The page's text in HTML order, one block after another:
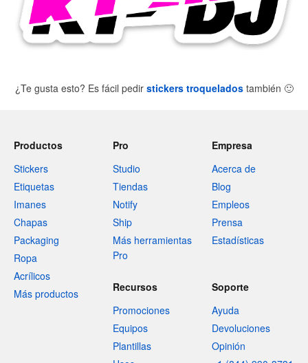
¿Te gusta esto? Es fácil pedir stickers troqueladostambién 🙂
Productos
Stickers
Etiquetas
Imanes
Chapas
Packaging
Ropa
Acrílicos
Más productos
Pro
Studio
Tiendas
Notify
Ship
Más herramientas
Pro
Empresa
Acerca de
Blog
Empleos
Prensa
Estadísticas
Recursos
Promociones
Equipos
Plantillas
Soporte
Ayuda
Devoluciones
Opinión